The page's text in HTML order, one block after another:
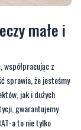
małe i
współpracując z
sprawia, że jesteśmy
jak i dużych
gwarantujemy
a to nie tylko